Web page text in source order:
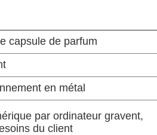
capsule de parfum
en métal
par ordinateur gravent,
du client